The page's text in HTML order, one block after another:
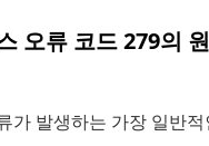
오류 코드 279의
가 발생하는 가장 일반